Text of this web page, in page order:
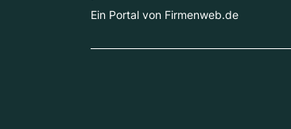
Ein Portal von Firmenweb.de